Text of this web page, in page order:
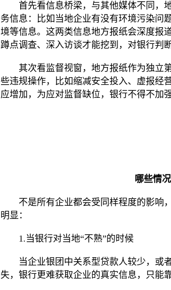
首先看信息桥梁，与其他媒体不同，
务信息：比如当地企业有没有环境污染问
境等信息。这两类信息地方报纸会深度报
蹲点调查、深入访谈才能挖到，对银行判
其次看监督视窗，地方报纸作为独立
些违规操作，比如缩减安全投入、虚报经
应增加，为应对监督缺位，银行不得不加
哪些情
不是所有企业都会受同样程度的影响
明显：
1.当银行对当地“不熟”的时候
当企业银团中关系型贷款人较少，或
失，银行更难获取企业的真实信息，只能